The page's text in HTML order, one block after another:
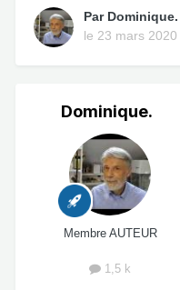
Par Dominique.
le 23 mars 2020
Dominique.
Membre AUTEUR
1,5 k